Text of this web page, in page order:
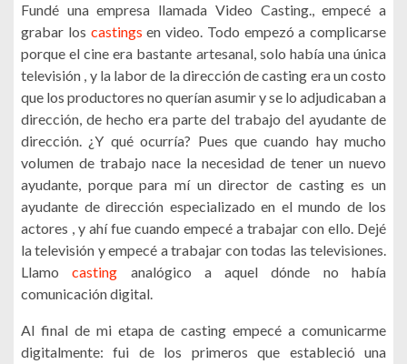
Fundé una empresa llamada Video Casting., empecé a
grabar los castings en video. Todo empezó a complicarse
porque el cine era bastante artesanal, solo había una única
televisión , y la labor de la dirección de casting era un costo
que los productores no querían asumir y se lo adjudicaban a
dirección, de hecho era parte del trabajo del ayudante de
dirección. ¿Y qué ocurría? Pues que cuando hay mucho
volumen de trabajo nace la necesidad de tener un nuevo
ayudante, porque para mí un director de casting es un
ayudante de dirección especializado en el mundo de los
actores , y ahí fue cuando empecé a trabajar con ello. Dejé
la televisión y empecé a trabajar con todas las televisiones.
Llamocasting analógico a aquel dónde no había
comunicación digital.
Al final de mi etapa de casting empecé a comunicarme
digitalmente: fui de los primeros que estableció una